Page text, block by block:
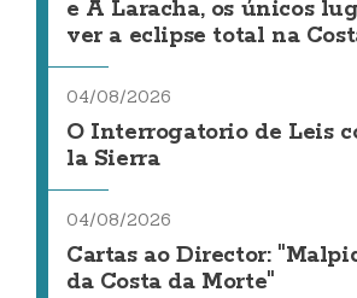
e A Laracha, os únicos
ver a eclipse total na
04/08/2026
O Interrogatorio de Leis
la Sierra
04/08/2026
Cartas ao Director:
da Costa da Morte"